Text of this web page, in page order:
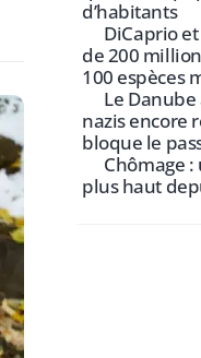
d’habitants
DiCaprio
de 200
100 espèces
Le Danube
nazis encore
bloque le
Chômage :
plus haut